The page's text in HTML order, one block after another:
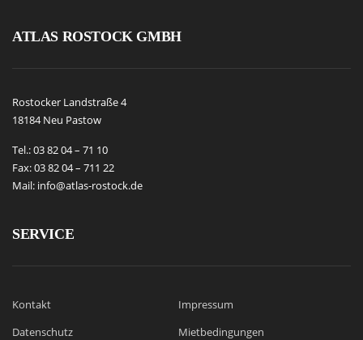
ATLAS ROSTOCK GMBH
Rostocker Landstraße 4
18184 Neu Pastow
Tel.: 03 82 04 – 71 10
Fax: 03 82 04 – 711 22
Mail: info@atlas-rostock.de
SERVICE
Kontakt
Impressum
Datenschutz
Mietbedingungen